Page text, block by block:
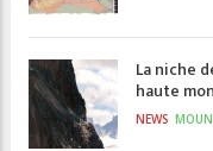
La niche
haute
NEWS